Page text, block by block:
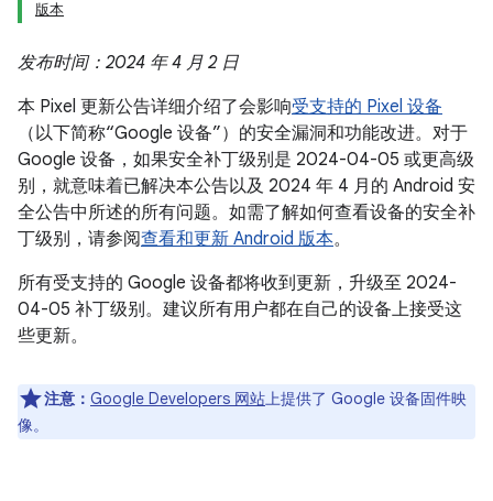
版本
发布时间：2024 年 4 月 2 日
本 Pixel 更新公告详细介绍了会影响受支持的 Pixel 设备
（以下简称“Google 设备”）的安全漏洞和功能改进。对于
Google 设备，如果安全补丁级别是 2024-04-05 或更高级
别，就意味着已解决本公告以及 2024 年 4 月的 Android 安
全公告中所述的所有问题。如需了解如何查看设备的安全补
丁级别，请参阅查看和更新 Android 版本。
所有受支持的 Google 设备都将收到更新，升级至 2024-
04-05 补丁级别。建议所有用户都在自己的设备上接受这
些更新。
注意： Google Developers 网站上提供了 Google 设备固件映
像。